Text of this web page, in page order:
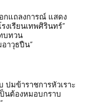
กแถลงการณ์ แสดง
งเรียนเทพศิรินทร์”
บทวน
าวุธปืน”
ปมข้าราชการหัวเราะ
ป็นต้องหมอบกราบ